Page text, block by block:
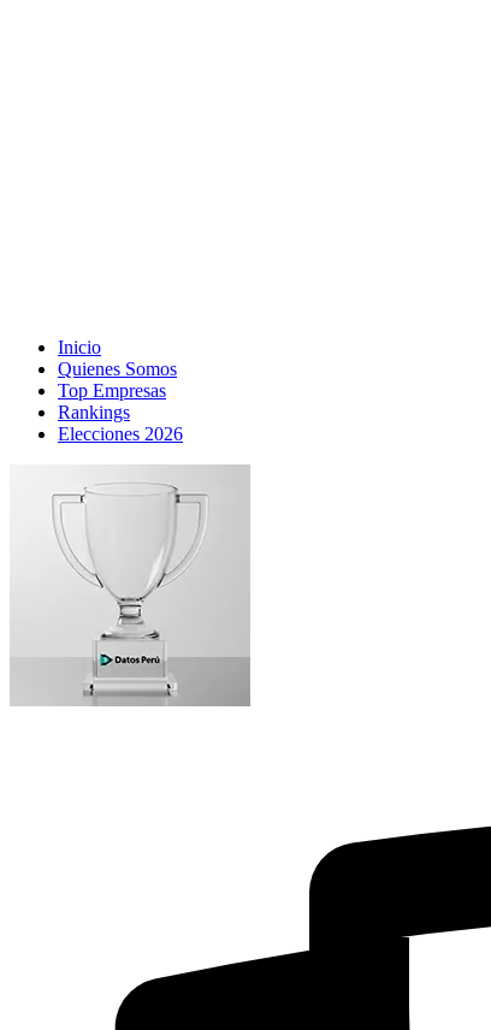
Inicio
Quienes Somos
Top Empresas
Rankings
Elecciones 2026